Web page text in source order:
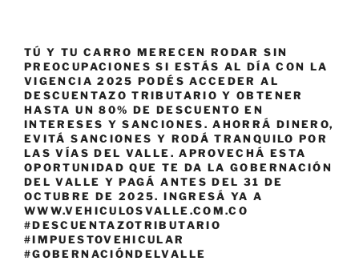
TÚ Y TU CARRO MERECEN RODAR SIN
PREOCUPACIONES SI ESTÁS AL DÍA CON LA
VIGENCIA 2025 PODÉS ACCEDER AL
DESCUENTAZO TRIBUTARIO Y OBTENER
HASTA UN 80% DE DESCUENTO EN
INTERESES Y SANCIONES. AHORRÁ DINERO,
EVITÁ SANCIONES Y RODÁ TRANQUILO POR
LAS VÍAS DEL VALLE. APROVECHÁ ESTA
OPORTUNIDAD QUE TE DA LA GOBERNACIÓN
DEL VALLE Y PAGÁ ANTES DEL 31 DE
OCTUBRE DE 2025. INGRESÁ YA A
WWW.VEHICULOSVALLE.COM.CO
#DESCUENTAZOTRIBUTARIO
#IMPUESTOVEHICULAR
#GOBERNACIÓNDELVALLE